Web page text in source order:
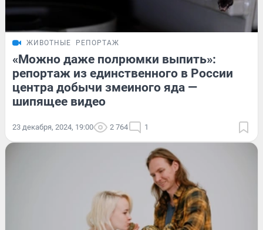
ЖИВОТНЫЕ РЕПОРТАЖ
«Можно даже полрюмки выпить»:
репортаж из единственного в России
центра добычи змеиного яда —
шипящее видео
23 декабря, 2024, 19:00 2 764 1